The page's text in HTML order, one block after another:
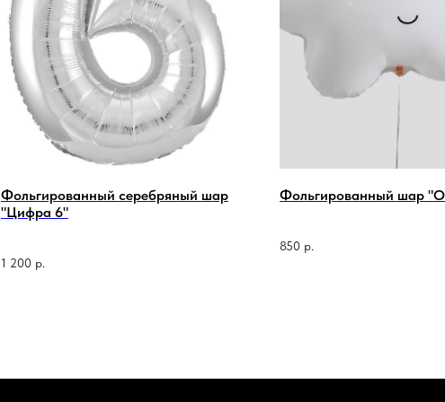
Фольгированный серебряный шар
"Цифра 6"
1 200 р.
Фольгированный шар
850 р.